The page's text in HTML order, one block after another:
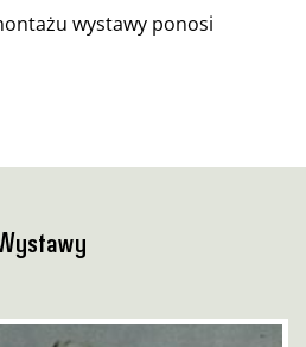
wystawy ponosi